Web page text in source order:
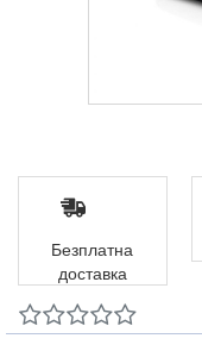
Безплатна
доставка